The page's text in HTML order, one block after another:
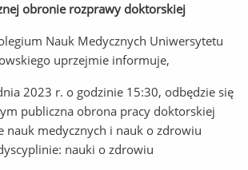
obronie rozprawy doktorskiej
Nauk Medycznych Uniwersytetu
uprzejmie informuje,
2023 r. o godzinie 15:30, odbędzie się
publiczna obrona pracy doktorskiej
nauk medycznych i nauk o zdrowiu
nauki o zdrowiu